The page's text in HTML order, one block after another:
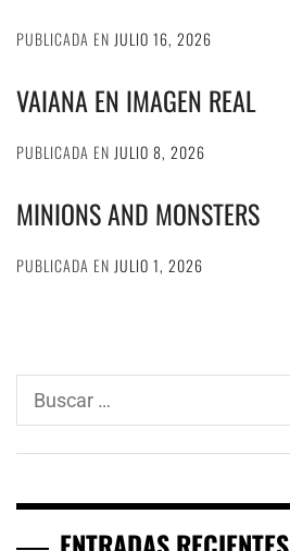
PUBLICADA EN JULIO 16, 2026
VAIANA EN IMAGEN REAL
PUBLICADA EN JULIO 8, 2026
MINIONS AND MONSTERS
PUBLICADA EN JULIO 1, 2026
Buscar: